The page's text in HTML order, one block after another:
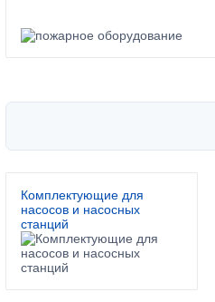
Комплектующие для
насосов и насосных
станций